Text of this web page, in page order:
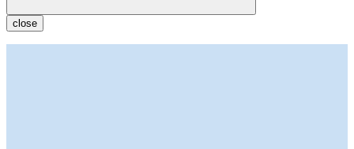
close